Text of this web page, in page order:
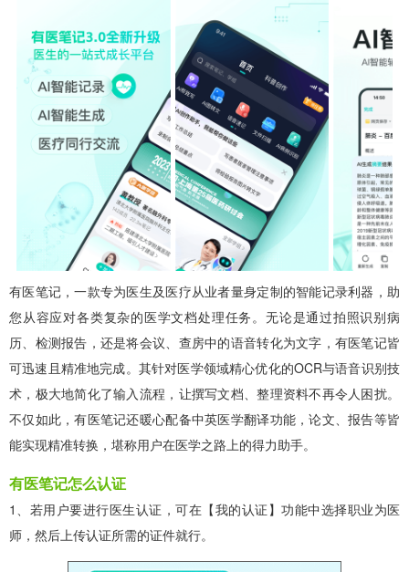
有医笔记，一款专为医生及医疗从业者量身定制的智能记录利器，助
您从容应对各类复杂的医学文档处理任务。无论是通过拍照识别病
历、检测报告，还是将会议、查房中的语音转化为文字，有医笔记皆
可迅速且精准地完成。其针对医学领域精心优化的OCR与语音识别技
术，极大地简化了输入流程，让撰写文档、整理资料不再令人困扰。
不仅如此，有医笔记还暖心配备中英医学翻译功能，论文、报告等皆
能实现精准转换，堪称用户在医学之路上的得力助手。
有医笔记怎么认证
1、若用户要进行医生认证，可在【我的认证】功能中选择职业为医
师，然后上传认证所需的证件就行。